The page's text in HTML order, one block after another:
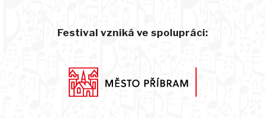
Festival vzniká ve spolupráci: